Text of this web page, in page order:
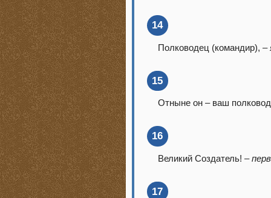
14
Полководец (командир),–
15
Отныне он – ваш
16
Великий Создатель! –
17